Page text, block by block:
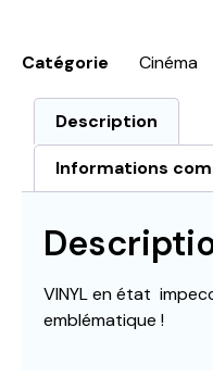
Catégorie Cinéma
Description
Informations
VINYL en état
emblématique !